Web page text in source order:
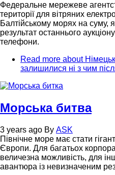
Федеральне мережеве
території для вітряних
Балтійському морях на суму,
результат останнього
телефони.
Read more about
залишилися ні з чим
Морська битва
3 years ago By ASK
Північне море має стати
Європи. Для багатьох
величезна можливість, для
авантюра із невизначеним